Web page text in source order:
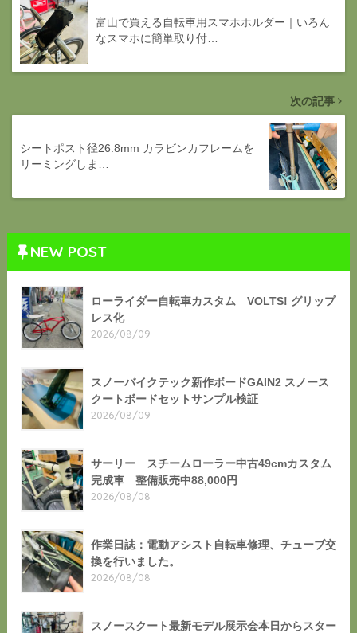
富山で買える自転車用スマホホルダー｜いろん
なスマホに簡単取り付…
次の記事
シートポスト径26.8mm カラビンカフレームを
リーミングしま…
NEW POST
ローライダー自転車カスタム VOLTS! グリップ
レス化
2026/08/09
スノーバイクテック新作ボードGAIN2 スノース
クートボードセットサンプル検証
2026/08/09
サーリー スチームローラー中古49cmカスタム
完成車 整備販売中88,000円
2026/08/08
作業日誌：電動アシスト自転車修理、チューブ交
換を行いました。
2026/08/08
スノースクート最新モデル展示会本日からスター